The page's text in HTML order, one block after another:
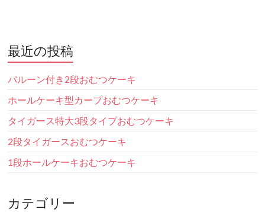
最近の投稿
バルーン付き2段おむつケーキ
ホールケーキ型カープおむつケーキ
タイガース特大3段タイプおむつケーキ
2段タイガースおむつケーキ
1段ホールケーキおむつケーキ
カテゴリー